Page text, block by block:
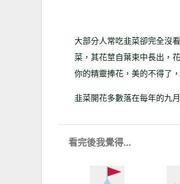
大部分人常吃韭菜卻完全沒
菜，其花莖自葉束中長出，
你的精靈捧花，美的不得了
韭菜開花多數落在每年的九
看完後我覺得...